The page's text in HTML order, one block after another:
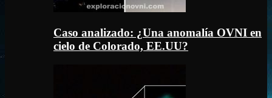
Caso analizado: ¿Una anomalía OVNI en
cielo de Colorado, EE.UU?